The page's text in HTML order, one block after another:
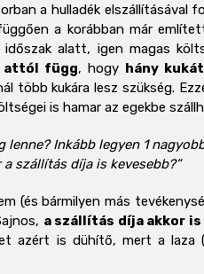
a hulladék elszállításával
a korábban már
alatt, igen magas
attól függ, hogy hány
több kukára lesz szükség.
is hamar az egekbe
lenne? Inkább legyen 1
szállítás díja is kevesebb?”
(és bármilyen más
a szállítás díja akkor
azért is dühítő, mert a laza